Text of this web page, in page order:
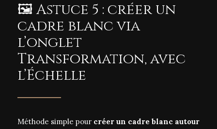
🖼️ Astuce 5 : créer un
cadre blanc via
l’onglet
Transformation, avec
l’Échelle
Méthode simple pour créer un cadre blanc autour